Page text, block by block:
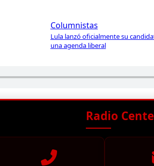
Columnistas
Lula lanzó oficialmente su
una agenda liberal
Radio